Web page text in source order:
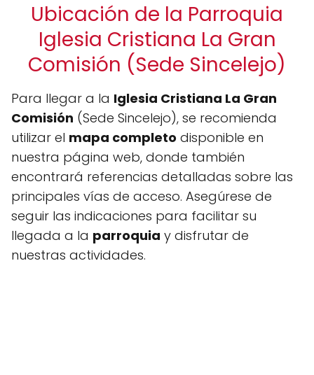
Ubicación de la Parroquia
Iglesia Cristiana La Gran
Comisión (Sede Sincelejo)
Para llegar a la Iglesia Cristiana La Gran
Comisión (Sede Sincelejo), se recomienda
utilizar el mapa completo disponible en
nuestra página web, donde también
encontrará referencias detalladas sobre las
principales vías de acceso. Asegúrese de
seguir las indicaciones para facilitar su
llegada a la parroquia y disfrutar de
nuestras actividades.